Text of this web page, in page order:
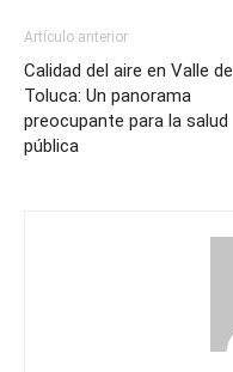
Artículo anterior
Calidad del aire en Valle de
Toluca: Un panorama
preocupante para la salud
pública